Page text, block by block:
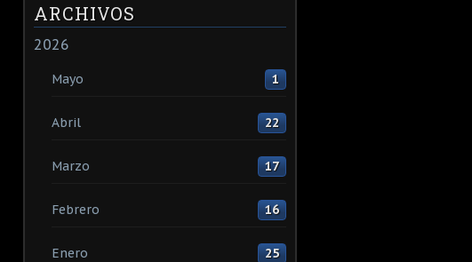
ARCHIVOS
2026
Mayo 1
Abril 22
Marzo 17
Febrero 16
Enero 25